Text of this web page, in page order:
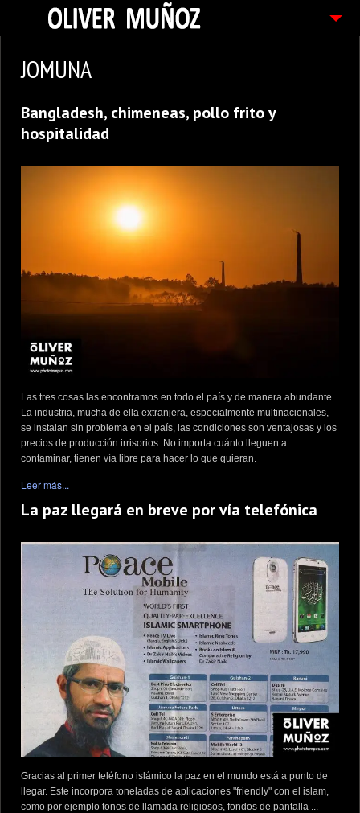
FOTOGRAFIAS
CONTACTO
PEDIDOS
JOMUNA
Bangladesh, chimeneas, pollo frito y
hospitalidad
Las tres cosas las encontramos en todo el país y de manera abundante.
La industria, mucha de ella extranjera, especialmente multinacionales,
se instalan sin problema en el país, las condiciones son ventajosas y los
precios de producción irrisorios. No importa cuánto lleguen a
contaminar, tienen vía libre para hacer lo que quieran.
Leer más...
La paz llegará en breve por vía telefónica
Gracias al primer teléfono islámico la paz en el mundo está a punto de
llegar. Este incorpora toneladas de aplicaciones "friendly" con el islam,
como por ejemplo tonos de llamada religiosos, fondos de pantalla ...